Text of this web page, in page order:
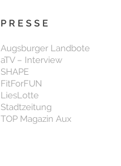
PRESSE
Augsburger Landbote
aTV – Interview
SHAPE
FitForFUN
LiesLotte
Stadtzeitung
TOP Magazin Aux